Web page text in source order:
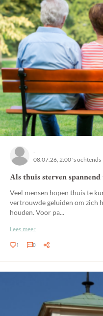
-
08.07.26, 2:00 's ochtends
Als thuis sterven
Veel mensen hopen thuis te
vertrouwde geluiden om zich
houden. Voor pa...
Lees meer
1 0